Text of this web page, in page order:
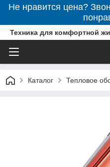
Не нравится цена?
Техника для комфортной
Каталог Тепловое